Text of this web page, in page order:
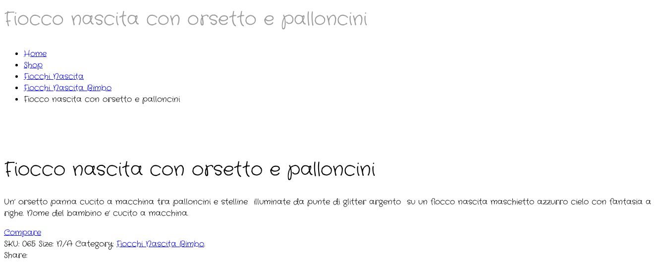
Fiocco nascita con orsetto e palloncini
Home
Shop
Fiocchi Nascita
Fiocchi Nascita Bimbo
Fiocco nascita con orsetto e palloncini
Fiocco nascita con orsetto e palloncini
Un’ orsetto panna cucito a macchina tra palloncini e stelline illuminate da punte di glitter argento su un fiocco nascita maschietto azzurro cielo con fantasia a
righe. Nome del bambino e’ cucito a macchina.
Compare
SKU: 065 Size: N/A Category: Fiocchi Nascita Bimbo.
Share: